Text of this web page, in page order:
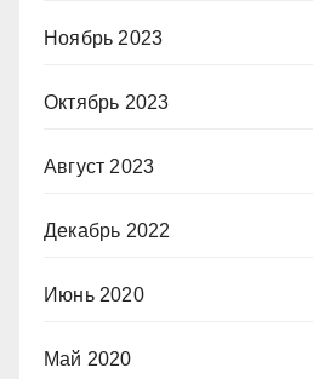
Ноябрь 2023
Октябрь 2023
Август 2023
Декабрь 2022
Июнь 2020
Май 2020